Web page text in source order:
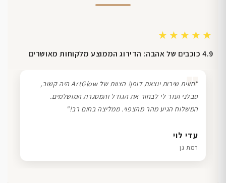
★★★★★
4.9 כוכבים של אהבה: הדירוג הממוצע מלקוחות מאושרים
שרון כהן
תל אביב
❞
"חווית שירות יוצאת דופן! הצוות של ArtGlow היה קשוב,
סבלני ועזר לי לבחור את הגודל והמסגרת המושלמים.
המשלוח הגיע מהר מהצפוי. ממליצה בחום רב!"
עדי לוי
רמת גן
דנה גל
חיפה
ליאת ויוסי מ.
הוד השרון